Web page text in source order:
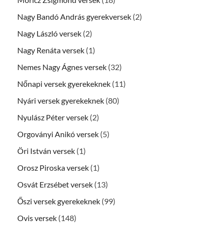
Nagy Bandó András gyerekversek (2)
Nagy László versek (2)
Nagy Renáta versek (1)
Nemes Nagy Ágnes versek (32)
Nőnapi versek gyerekeknek (11)
Nyári versek gyerekeknek (80)
Nyulász Péter versek (2)
Orgoványi Anikó versek (5)
Öri István versek (1)
Orosz Piroska versek (1)
Osvát Erzsébet versek (13)
Őszi versek gyerekeknek (99)
Ovis versek (148)